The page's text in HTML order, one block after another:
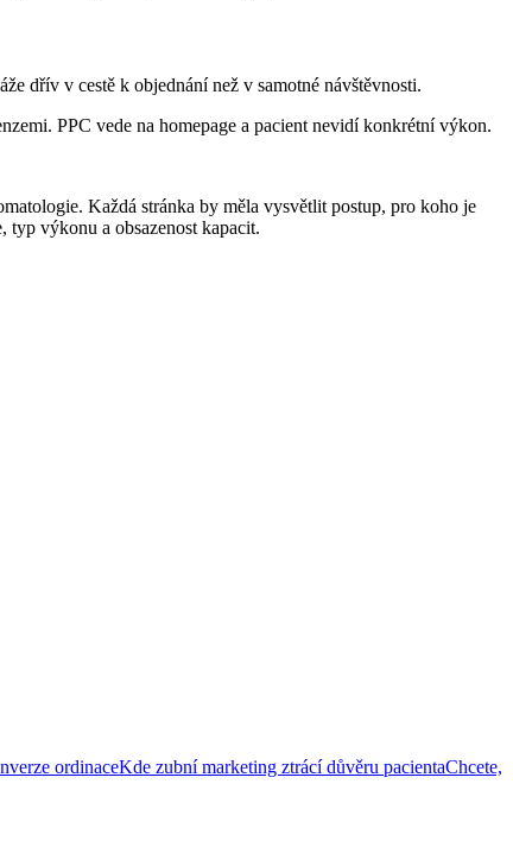
dřív v cestě k objednání než v samotné návštěvnosti.
PPC vede na homepage a pacient nevidí konkrétní výkon.
Každá stránka by měla vysvětlit postup, pro koho je
výkonu a obsazenost kapacit.
ordinaceKde zubní marketing ztrácí důvěru pacientaChcete,